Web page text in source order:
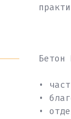
Бетон
•
•
•